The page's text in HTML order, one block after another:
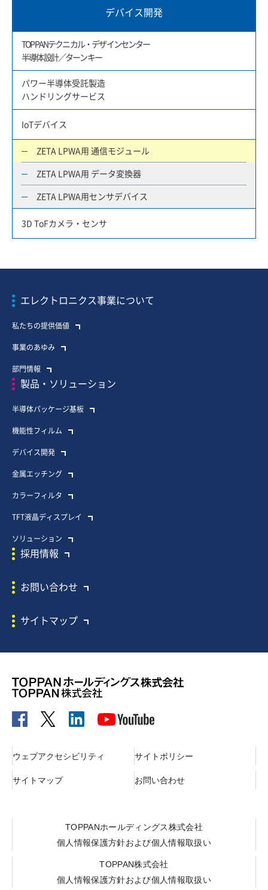
デバイス開発
TOPPANテクニカル・デザインセンター
半導体設計／ターンキー
パワー半導体受託製造
ハンドリングサービス
IoTデバイス
ZETA LPWA用 通信モジュール
ZETA LPWA用 データ変換器
ZETA LPWA用センサデバイス
3D ToFカメラ・センサ
エレクトロニクス事業について
私たちの提供価値
事業のあゆみ
部門情報
製品・ソリューション
半導体パッケージ基板
機能性フィルム
デバイス開発
金属エッチング
カラーフィルタ
TFT液晶ディスプレイ
ソリューション
採用情報
お問い合わせ
サイトマップ
ウェブアクセシビリティ サイトポリシー
サイトマップ お問い合わせ
TOPPANホールディングス株式会社
個人情報保護方針および個人情報取扱い
TOPPAN株式会社
個人情報保護方針および個人情報取扱い